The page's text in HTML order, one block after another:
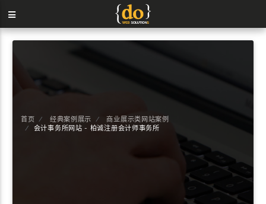
首页 经典案例展示
商业展示类网站案例
会计事务所网站 - 柏诚注册会计师事务所